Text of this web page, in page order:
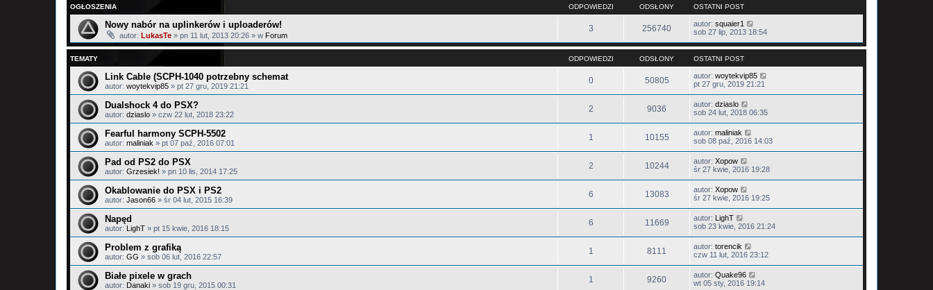
OGŁOSZENIA ODPOWIEDZI ODSŁONY OSTATNI POST
Nowy nabór na uplinkerów i uploaderów!
autor: LukasTe » pn 11 lut, 2013 20:26 » w Forum
3 256740 autor: squaier1
sob 27 lip, 2013 18:54
TEMATY ODPOWIEDZI ODSŁONY OSTATNI POST
Link Cable (SCPH-1040 potrzebny schemat
autor: woytekvip85 » pt 27 gru, 2019 21:21
0 50805 autor: woytekvip85
pt 27 gru, 2019 21:21
Dualshock 4 do PSX?
autor: dziaslo » czw 22 lut, 2018 23:22
2 9036 autor: dziaslo
sob 24 lut, 2018 06:35
Fearful harmony SCPH-5502
autor: maliniak » pt 07 paź, 2016 07:01
1 10155 autor: maliniak
sob 08 paź, 2016 14:03
Pad od PS2 do PSX
autor: Grzesiek! » pn 10 lis, 2014 17:25
2 10244 autor: Xopow
śr 27 kwie, 2016 19:28
Okablowanie do PSX i PS2
autor: Jason66 » śr 04 lut, 2015 16:39
6 13083 autor: Xopow
śr 27 kwie, 2016 19:25
Napęd
autor: LighT » pt 15 kwie, 2016 18:15
6 11669 autor: LighT
sob 23 kwie, 2016 21:24
Problem z grafiką
autor: GG » sob 06 lut, 2016 22:57
1 8111 autor: torencik
czw 11 lut, 2016 23:12
Białe pixele w grach
autor: Danaki » sob 19 gru, 2015 00:31
1 9260 autor: Quake96
wt 05 sty, 2016 19:14